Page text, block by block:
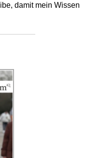
damit mein Wissen